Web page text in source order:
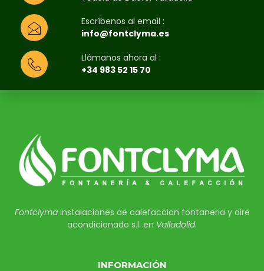
Escríbenos al email :
info@fontclyma.es
Llámanos ahora al :
+34 983 52 15 70
Fontclymainstalaciones de calefaccion fontaneria y aire
acondicionado s.l. en Valladolid.
INFORMACIÓN